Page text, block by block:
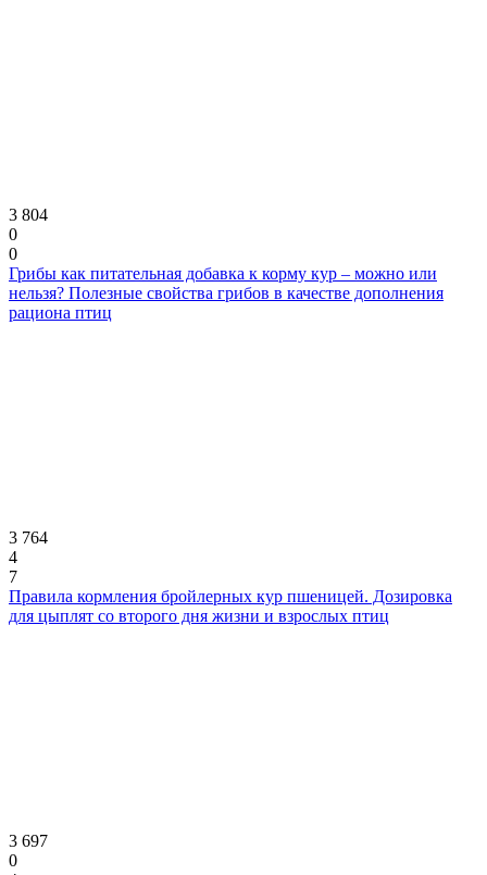
3 804
0
0
Грибы как питательная добавка к корму кур – можно или
нельзя? Полезные свойства грибов в качестве дополнения
рациона птиц
3 764
4
7
Правила кормления бройлерных кур пшеницей. Дозировка
для цыплят со второго дня жизни и взрослых птиц
3 697
0